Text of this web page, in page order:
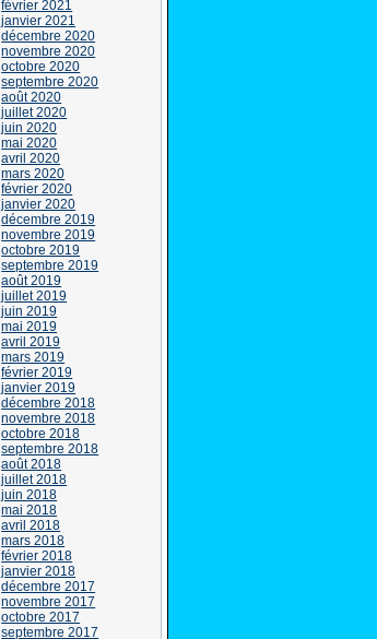
février 2021
janvier 2021
décembre 2020
novembre 2020
octobre 2020
septembre 2020
août 2020
juillet 2020
juin 2020
mai 2020
avril 2020
mars 2020
février 2020
janvier 2020
décembre 2019
novembre 2019
octobre 2019
septembre 2019
août 2019
juillet 2019
juin 2019
mai 2019
avril 2019
mars 2019
février 2019
janvier 2019
décembre 2018
novembre 2018
octobre 2018
septembre 2018
août 2018
juillet 2018
juin 2018
mai 2018
avril 2018
mars 2018
février 2018
janvier 2018
décembre 2017
novembre 2017
octobre 2017
septembre 2017